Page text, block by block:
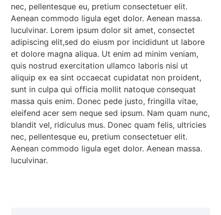
nec, pellentesque eu, pretium consectetuer elit.
Aenean commodo ligula eget dolor. Aenean massa.
luculvinar. Lorem ipsum dolor sit amet, consectet
adipiscing elit,sed do eiusm por incididunt ut labore
et dolore magna aliqua. Ut enim ad minim veniam,
quis nostrud exercitation ullamco laboris nisi ut
aliquip ex ea sint occaecat cupidatat non proident,
sunt in culpa qui officia mollit natoque consequat
massa quis enim. Donec pede justo, fringilla vitae,
eleifend acer sem neque sed ipsum. Nam quam nunc,
blandit vel, ridiculus mus. Donec quam felis, ultricies
nec, pellentesque eu, pretium consectetuer elit.
Aenean commodo ligula eget dolor. Aenean massa.
luculvinar.